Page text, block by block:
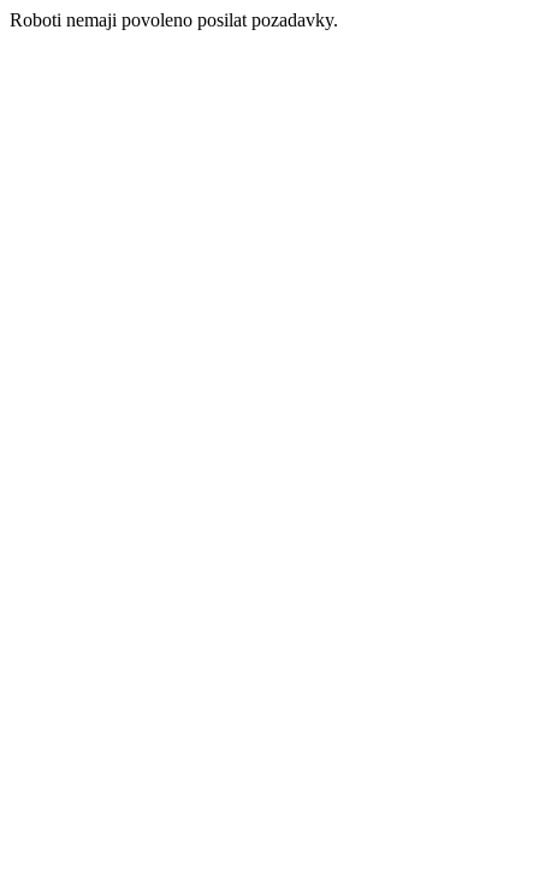
Roboti nemaji povoleno posilat pozadavky.